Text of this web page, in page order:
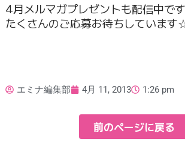
4月メルマガプレゼントも配信中です
たくさんのご応募お待ちしています
エミナ編集部 4月 11, 2013 1:26 pm
前のページに戻る